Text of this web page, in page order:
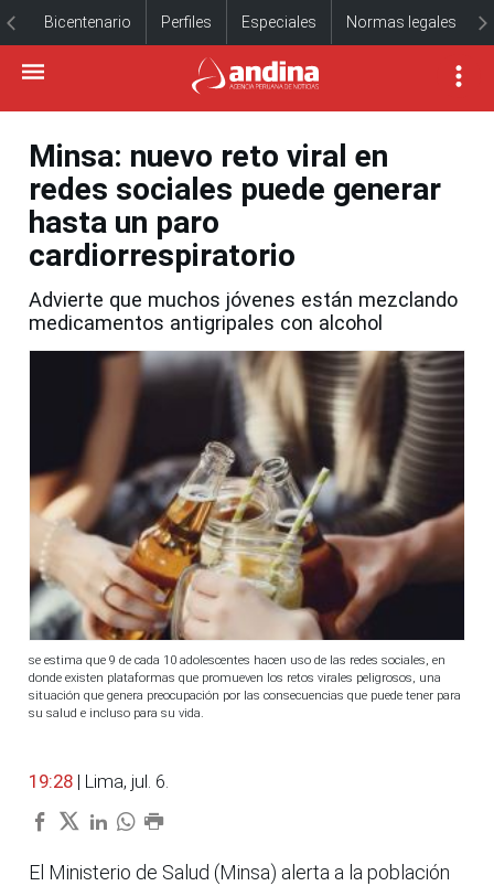
Bicentenario Perfiles Especiales Normas legales
Minsa: nuevo reto viral en
redes sociales puede generar
hasta un paro
cardiorrespiratorio
Advierte que muchos jóvenes están mezclando
medicamentos antigripales con alcohol
se estima que 9 de cada 10 adolescentes hacen uso de las redes sociales, en
donde existen plataformas que promueven los retos virales peligrosos, una
situación que genera preocupación por las consecuencias que puede tener para
su salud e incluso para su vida.
19:28 | Lima, jul. 6.
El Ministerio de Salud (Minsa) alerta a la población